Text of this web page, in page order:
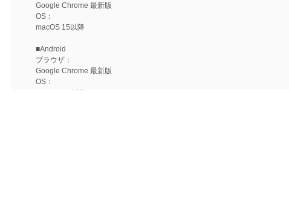
Google Chrome 最新版
OS：
macOS 15以降
■Android
ブラウザ：
Google Chrome 最新版
OS：
Android 15以降